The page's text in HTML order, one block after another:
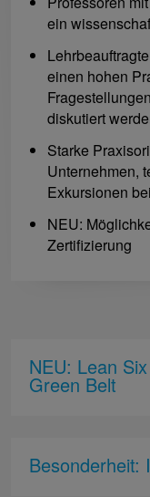
ein
einen hohen
diskutiert
Starke
Unternehmen,
Exkursionen
NEU:
Zertifizierung
NEU: Lean
Green Belt
Besonderheit: